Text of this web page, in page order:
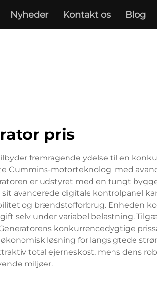
Nyheder Kontakt os Blog
pris
fremragende ydelse til en
Cummins-motorteknologi med
er udstyret med en tungt
avancerede digitale kontrolpanel
og brændstofforbrug. Enheden
selv under variabel belastning.
konkurrencedygtige
løsning for langsigtede
total ejerneskost, mens dens
miljøer.